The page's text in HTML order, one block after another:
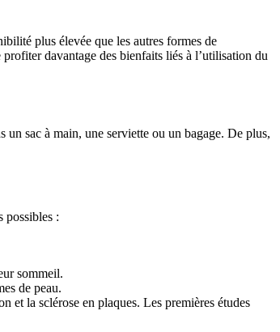
plus élevée que les autres formes de
davantage des bienfaits liés à l’utilisation du
un sac à main, une serviette ou un bagage. De plus,
possibles :
sommeil.
de peau.
et la sclérose en plaques. Les premières études